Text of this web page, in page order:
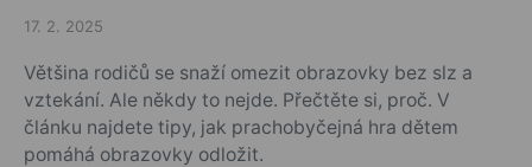
Posted on
17. 2. 2025
Většina rodičů se snaží omezit obrazovky bez slz a
vztekání. Ale někdy to nejde. Přečtěte si, proč. V
článku najdete tipy, jak prachobyčejná hra dětem
pomáhá obrazovky odložit.